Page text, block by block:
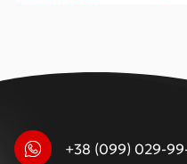
+38 (099) 029-